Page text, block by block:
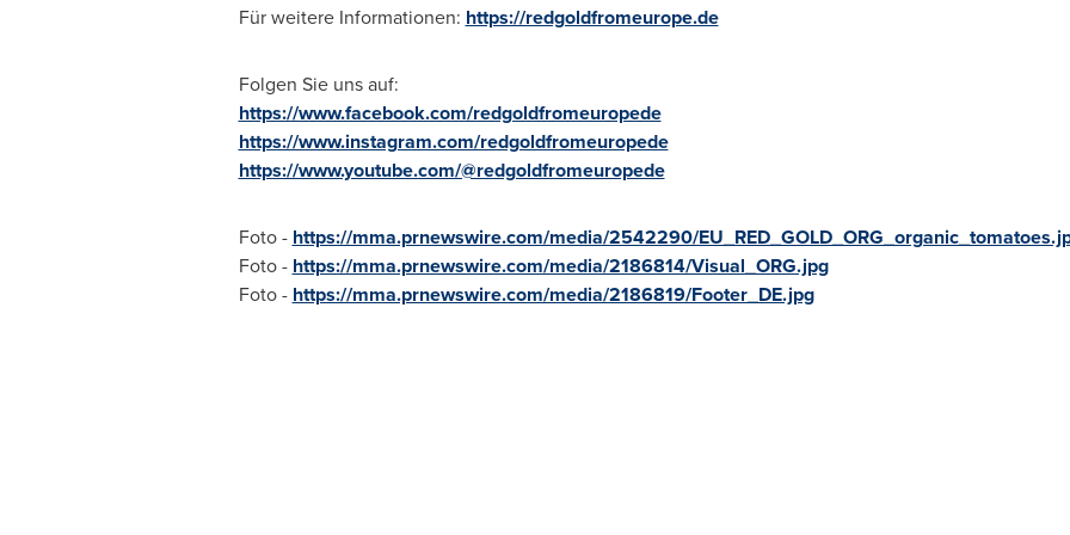
Für weitere Informationen: https://redgoldfromeurope.de
Folgen Sie uns auf:
https://www.facebook.com/redgoldfromeuropede
https://www.instagram.com/redgoldfromeuropede
https://www.youtube.com/@redgoldfromeuropede
Foto - https://mma.prnewswire.com/media/2542290/
Foto - https://mma.prnewswire.com/media/2186814/Visual_ORG.jpg
Foto - https://mma.prnewswire.com/media/2186819/Footer_DE.jpg